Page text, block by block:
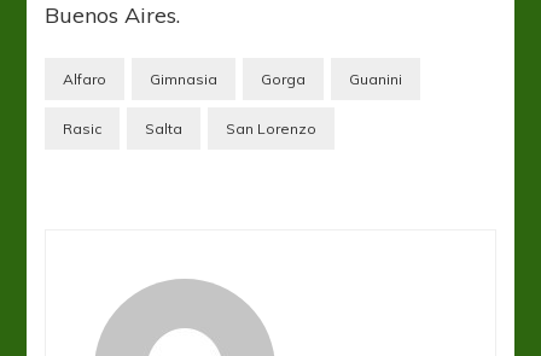
Buenos Aires.
Alfaro Gimnasia Gorga Guanini
Rasic Salta San Lorenzo